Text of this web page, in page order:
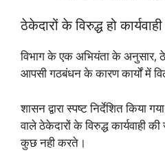
ठेकेदारों के विरुद्ध हो कार्यवाही
विभाग के एक अभियंता के अनुसार,
आपसी गठबंधन के कारण कार्यों में
शासन द्वारा स्पष्ट निर्देशित किया
वाले ठेकेदारों के विरुद्ध कार्यवाही
कुछ नही करते।